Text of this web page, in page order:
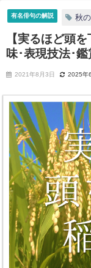
有名俳句の解説 秋
【実るほど頭
味･表現技法･
2021年8月3日 2025年